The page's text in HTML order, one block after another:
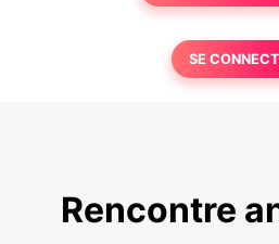
SE
Rencontre